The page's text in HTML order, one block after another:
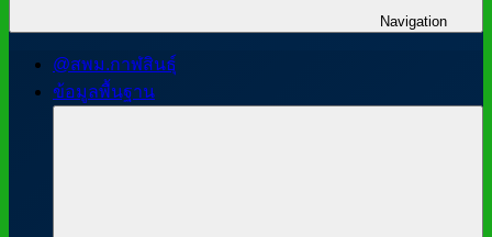
Navigation
@สพม.กาฬสินธุ์
ข้อมูลพื้นฐาน